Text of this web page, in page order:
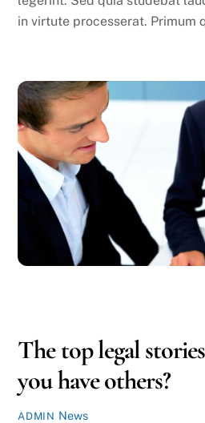
in virtute processerat. Primum
The top legal
you have others?
ADMIN News